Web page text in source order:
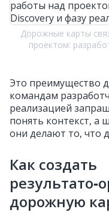
Дорожные карты
проектом:
Это преимущество
командам
реализацией
понять контекст,
они делают то, что
Как создать
дорожную